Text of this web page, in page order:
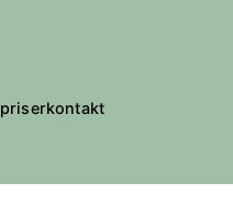
priserkontakt